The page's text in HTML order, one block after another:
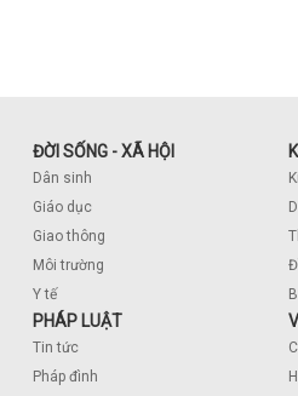
ĐỜI SỐNG - XÃ HỘI
Dân sinh
Giáo dục
Giao thông
Môi trường
Y tế
PHÁP LUẬT
Tin tức
Pháp đình